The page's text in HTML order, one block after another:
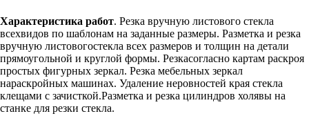
Характеристика работ. Резка вручную листового стекла
всехвидов по шаблонам на заданные размеры. Разметка и резка
вручную листовогостекла всех размеров и толщин на детали
прямоугольной и круглой формы. Резкасогласно картам раскроя
простых фигурных зеркал. Резка мебельных зеркал
нараскройных машинах. Удаление неровностей края стекла
клещами с зачисткой.Разметка и резка цилиндров холявы на
станке для резки стекла.